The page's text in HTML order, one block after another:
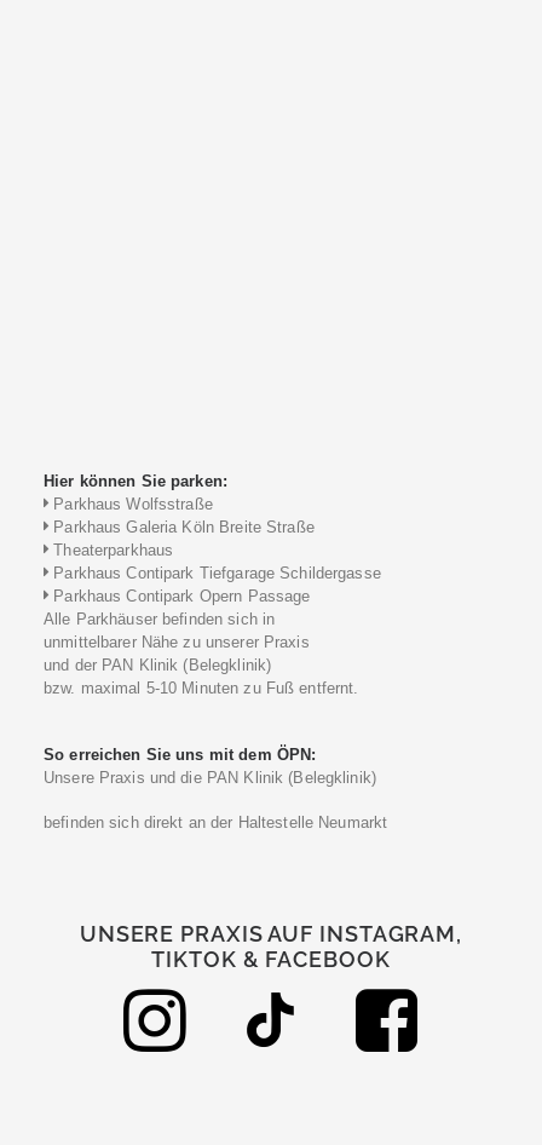
Hier können Sie parken:
Parkhaus Wolfsstraße
Parkhaus Galeria Köln Breite Straße
Theaterparkhaus
Parkhaus Contipark Tiefgarage Schildergasse
Parkhaus Contipark Opern Passage
Alle Parkhäuser befinden sich in
unmittelbarer Nähe zu unserer Praxis
und der PAN Klinik (Belegklinik)
bzw. maximal 5-10 Minuten zu Fuß entfernt.
So erreichen Sie uns mit dem ÖPN:
Unsere Praxis und die PAN Klinik (Belegklinik)
befinden sich direkt an der Haltestelle Neumarkt
UNSERE PRAXIS AUF INSTAGRAM,
TIKTOK & FACEBOOK